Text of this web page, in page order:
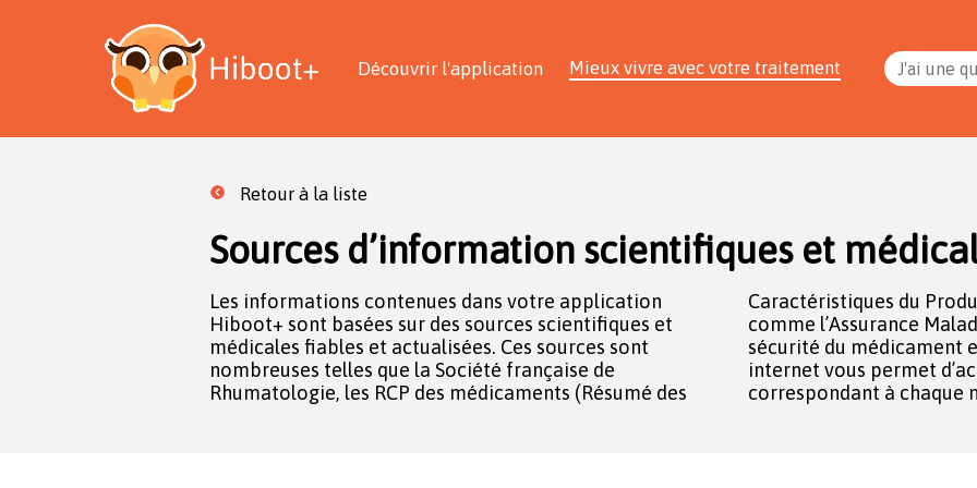
Découvrir l'application Mieux vivre avec votre traitement J'ai une
Retour à la liste
Sources d’information scientifiques et
Les informations contenues dans votre application
Hiboot+ sont basées sur des sources scientifiques et
médicales fiables et actualisées. Ces sources sont
nombreuses telles que la Société française de
Rhumatologie, les RCP des médicaments (Résumé des
Caractéristiques du Produit) et des sites institutionnels
comme l’Assurance Maladie ou l’Agence Nationale de
sécurité du médicament et des produits de santé. Un lien
internet vous permet d’accéder directement aux sources
correspondant à chaque